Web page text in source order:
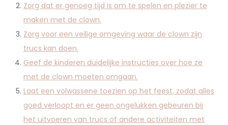
Zorg dat er genoeg tijd is om te spelen en plezier te
maken met de clown.
Zorg voor een veilige omgeving waar de clown zijn
trucs kan doen.
Geef de kinderen duidelijke instructies over hoe ze
met de clown moeten omgaan.
Laat een volwassene toezien op het feest, zodat alles
goed verloopt en er geen ongelukken gebeuren bij
het uitvoeren van trucs of andere activiteiten met